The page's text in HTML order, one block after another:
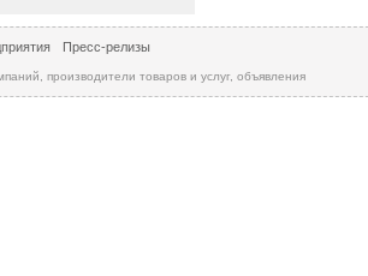
Пресс-релизы
производители товаров и услуг, объявления